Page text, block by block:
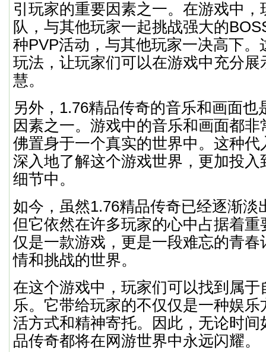
引玩家的重要因素之一。在游戏中，
队，与其他玩家一起挑战强大的
种PVP活动，与其他玩家一决高下。
玩法，让玩家们可以在游戏中充分展
慧。
另外，1.76精品传奇的音乐和画面也
因素之一。游戏中的音乐和画面都
佛置身于一个真实的世界中。这种代
深入地了解这个游戏世界，更加投入
细节中。
如今，虽然1.76精品传奇已经逐渐淡
但它依然在许多玩家的心中占据着重
仅是一款游戏，更是一段难忘的青春
情和挑战的世界。
在这个游戏中，玩家们可以找到属于
乐。它带给玩家的不仅仅是一种娱
活方式和精神寄托。因此，无论时间
品传奇都将在网游世界中永远闪耀。